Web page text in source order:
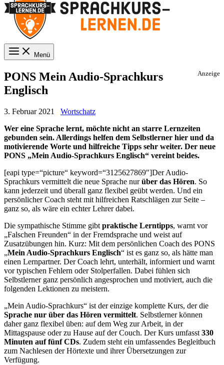
Menü
Anzeige
PONS Mein Audio-Sprachkurs
Englisch
3. Februar 2021
Wortschatz
Wer eine Sprache lernt, möchte nicht an starre Lernzeiten
gebunden sein. Allerdings helfen dem Selbstlerner hier und da
motivierende Worte und hilfreiche Tipps sehr weiter. Der neue
PONS „Mein Audio-Sprachkurs Englisch“ vereint beides.
[eapi type=“picture“ keyword=“3125627869″]Der Audio-
Sprachkurs vermittelt die neue Sprache nurüber das Hören. So
kann jederzeit und überall ganz flexibel geübt werden. Und ein
persönlicher Coach steht mit hilfreichen Ratschlägen zur Seite –
ganz so, als wäre ein echter Lehrer dabei.
Die sympathische Stimme gibt praktische Lerntipps, warnt vor
„Falschen Freunden“ in der Fremdsprache und weist auf
Zusatzübungen hin. Kurz: Mit dem persönlichen Coach des PONS
„Mein Audio-Sprachkurs Englisch“ ist es ganz so, als hätte man
einen Lernpartner. Der Coach lehrt, unterhält, informiert und warnt
vor typischen Fehlern oder Stolperfallen. Dabei fühlen sich
Selbstlerner ganz persönlich angesprochen und motiviert, auch die
folgenden Lektionen zu meistern.
„Mein Audio-Sprachkurs“ ist der einzige komplette Kurs, der die
Sprache nur über das Hören vermittelt. Selbstlerner können
daher ganz flexibel üben: auf dem Weg zur Arbeit, in der
Mittagspause oder zu Hause auf der Couch. Der Kurs umfasst 330
Minuten auf fünf CDs. Zudem steht ein umfassendes Begleitbuch
zum Nachlesen der Hörtexte und ihrer Übersetzungen zur
Verfügung.